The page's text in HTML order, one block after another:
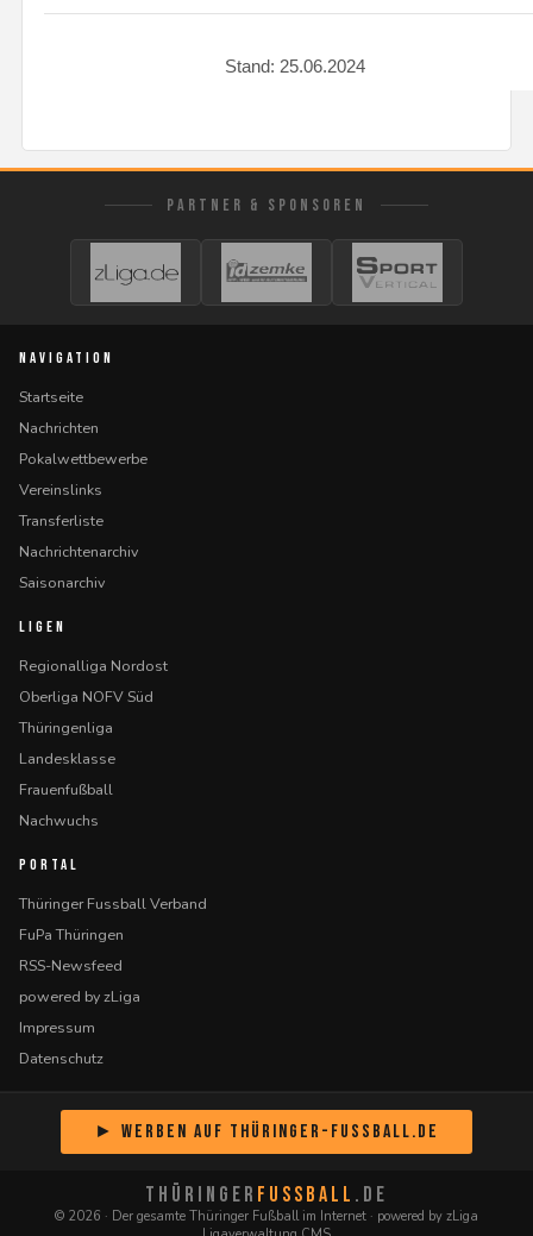
Stand: 25.06.2024
PARTNER & SPONSOREN
NAVIGATION
Startseite
Nachrichten
Pokalwettbewerbe
Vereinslinks
Transferliste
Nachrichtenarchiv
Saisonarchiv
LIGEN
Regionalliga Nordost
Oberliga NOFV Süd
Thüringenliga
Landesklasse
Frauenfußball
Nachwuchs
PORTAL
Thüringer Fussball Verband
FuPa Thüringen
RSS-Newsfeed
powered by zLiga
Impressum
Datenschutz
► Werben auf Thüringer-Fussball.de
THÜRINGER FUSSBALL .DE
© 2026 · Der gesamte Thüringer Fußball im Internet · powered by zLiga